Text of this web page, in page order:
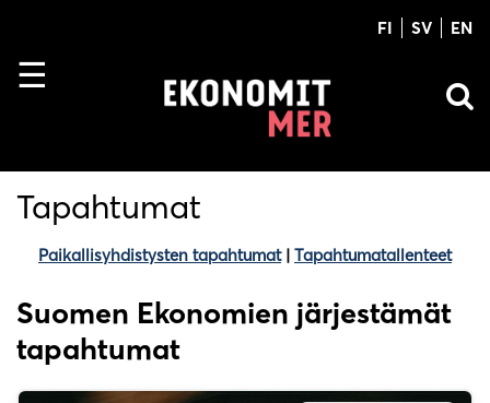
FI SV EN
Tapahtumat
Paikallisyhdistysten tapahtumat| Tapahtumatallenteet
Suomen Ekonomien järjestämät
tapahtumat